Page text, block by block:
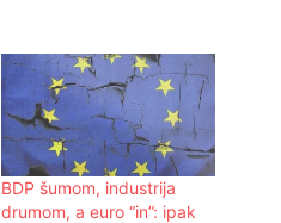
BDP šumom, industrija
drumom, a euro “in”: ipak